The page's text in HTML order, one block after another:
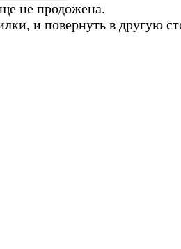
не продожена.
и повернуть в другую